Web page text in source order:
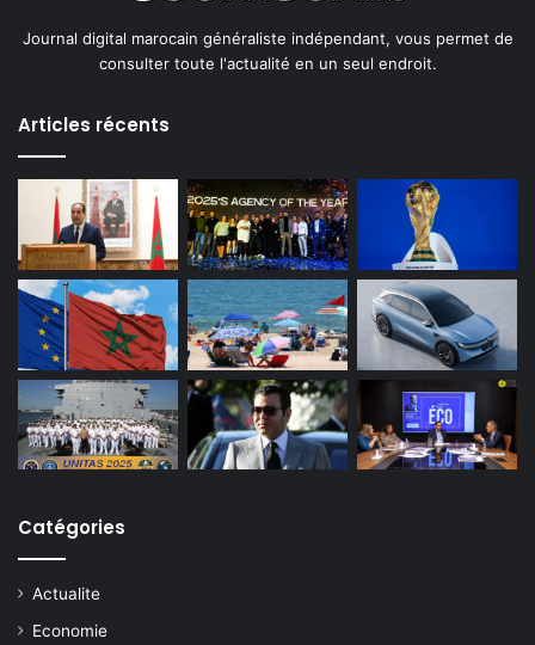
Journal digital marocain généraliste indépendant, vous permet de
consulter toute l'actualité en un seul endroit.
Articles récents
Catégories
Actualite
Economie